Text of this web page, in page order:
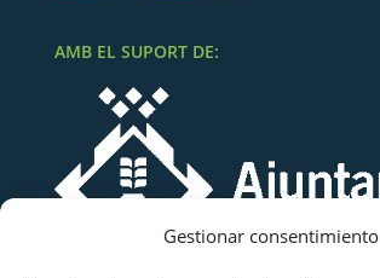
Gestionar consentimiento
AMB EL SUPORT DE: